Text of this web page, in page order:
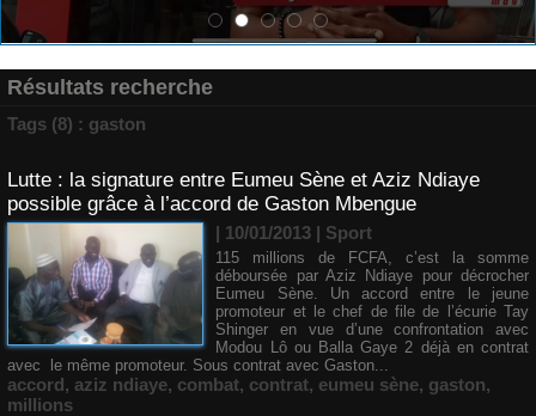
Résultats recherche
Tags (8) : gaston
Lutte : la signature entre Eumeu Sène et Aziz Ndiaye
possible grâce à l’accord de Gaston Mbengue
| 10/01/2013 | Sport
115 millions de FCFA, c’est la somme
déboursée par Aziz Ndiaye pour décrocher
Eumeu Sène. Un accord entre le jeune
promoteur et le chef de file de l’écurie Tay
Shinger en vue d’une confrontation avec
Modou Lô ou Balla Gaye 2 déjà en contrat
avec le même promoteur. Sous contrat avec Gaston...
accord, aziz ndiaye, combat, contrat, eumeu sène, gaston,
millions